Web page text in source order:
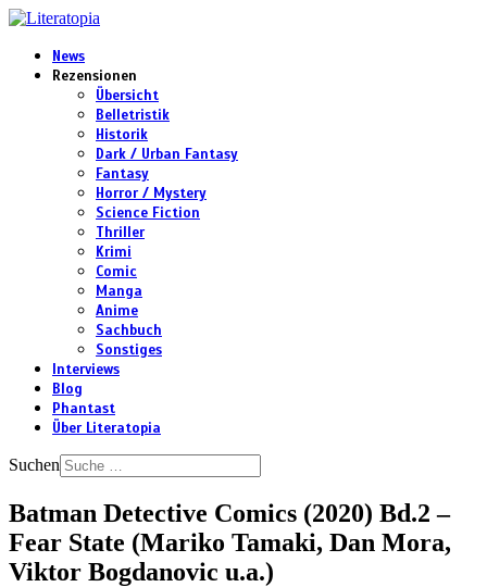
News
Rezensionen
Übersicht
Belletristik
Historik
Dark / Urban Fantasy
Fantasy
Horror / Mystery
Science Fiction
Thriller
Krimi
Comic
Manga
Anime
Sachbuch
Sonstiges
Interviews
Blog
Phantast
Über Literatopia
Suchen
Batman Detective Comics (2020) Bd.2 –
Fear State (Mariko Tamaki, Dan Mora,
Viktor Bogdanovic u.a.)